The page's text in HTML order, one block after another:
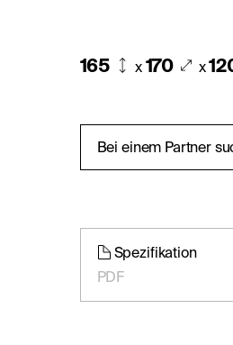
165 x 170 x
Bei einem Partner
Spezifikation
PDF